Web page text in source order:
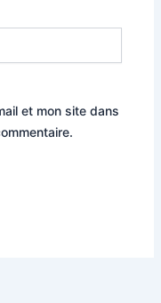
et mon site dans